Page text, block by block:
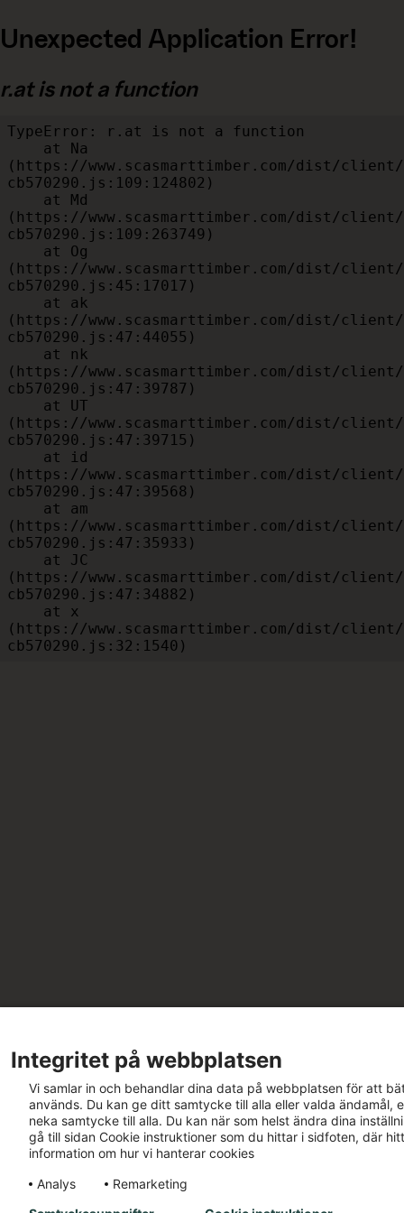
Unexpected Application Error!
r.at is not a function
TypeError: r.at is not a function
(https://www.scasmarttimber.com/dist/
cb570290.js:109:124802)
(https://www.scasmarttimber.com/dist/
cb570290.js:109:263749)
(https://www.scasmarttimber.com/dist/
cb570290.js:45:17017)
(https://www.scasmarttimber.com/dist/
cb570290.js:47:44055)
(https://www.scasmarttimber.com/dist/
cb570290.js:47:39787)
(https://www.scasmarttimber.com/dist/
cb570290.js:47:39715)
(https://www.scasmarttimber.com/dist/
cb570290.js:47:39568)
(https://www.scasmarttimber.com/dist/
cb570290.js:47:35933)
(https://www.scasmarttimber.com/dist/
cb570290.js:47:34882)
(https://www.scasmarttimber.com/dist/
cb570290.js:32:1540)
Integritet på webbplatsen
Vi samlar in och behandlar dina data på webbplatsen för att
används. Du kan ge ditt samtycke till alla eller valda ändamål,
neka samtycke till alla. Du kan när som helst ändra dina
gå till sidan Cookie instruktioner som du hittar i sidfoten, där
information om hur vi hanterar cookies
Analys
Remarketing